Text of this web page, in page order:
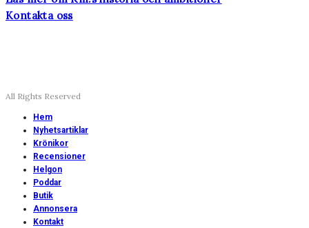
Kontakta oss
All Rights Reserved
Hem
Nyhetsartiklar
Krönikor
Recensioner
Helgon
Poddar
Butik
Annonsera
Kontakt